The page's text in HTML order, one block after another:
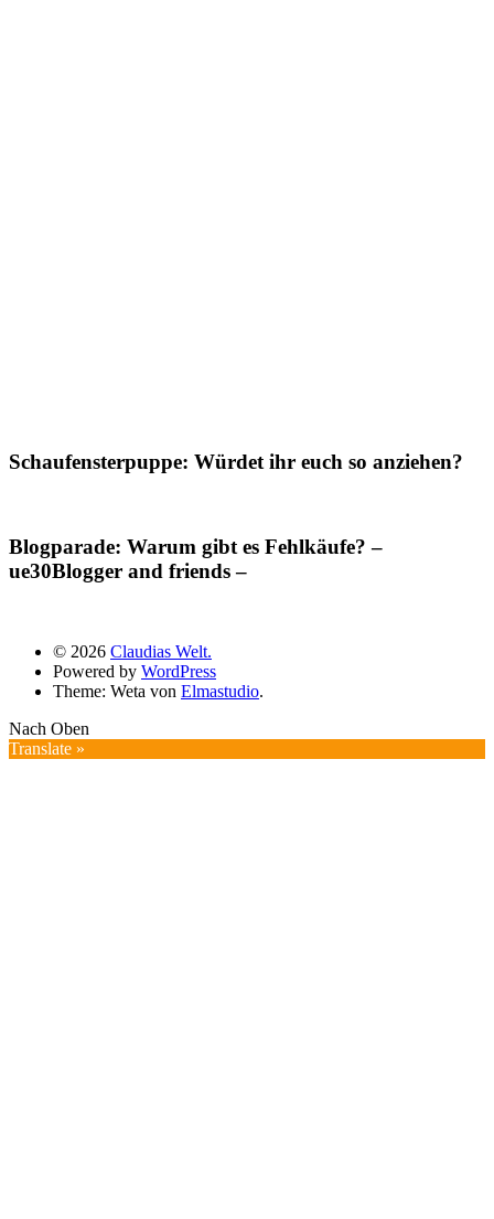
Schaufensterpuppe: Würdet ihr euch so anziehen?
Blogparade: Warum gibt es Fehlkäufe? –
ue30Blogger and friends –
© 2026 Claudias Welt.
Powered by WordPress
Theme: Weta von Elmastudio.
Nach Oben
Translate »